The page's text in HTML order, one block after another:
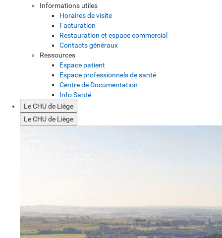
Informations utiles
Horaires de visite
Facturation
Restauration et espace commercial
Contacts généraux
Ressources
Espace patient
Espace professionnels de santé
Centre de Documentation
Info Santé
Le CHU de Liège
Le CHU de Liège